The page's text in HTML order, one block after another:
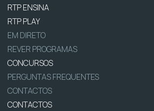
RTP ENSINA
RTP PLAY
EM DIRETO
REVER PROGRAMAS
CONCURSOS
PERGUNTAS FREQUENTES
CONTACTOS
CONTACTOS